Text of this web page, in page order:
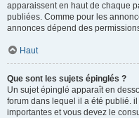
apparaissent en haut de chaque
publiées. Comme pour les
annonces dépend des
Haut
Que sont les sujets épinglés ?
Un sujet épinglé apparaît en
forum dans lequel il a été publié.
importantes et vous devez le